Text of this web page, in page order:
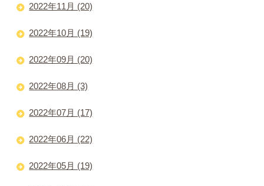
2022年11月 (20)
2022年10月 (19)
2022年09月 (20)
2022年08月 (3)
2022年07月 (17)
2022年06月 (22)
2022年05月 (19)